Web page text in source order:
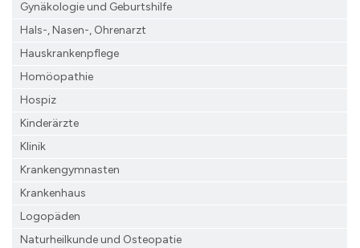
Gynäkologie und Geburtshilfe
Hals-, Nasen-, Ohrenarzt
Hauskrankenpflege
Homöopathie
Hospiz
Kinderärzte
Klinik
Krankengymnasten
Krankenhaus
Logopäden
Naturheilkunde und Osteopatie